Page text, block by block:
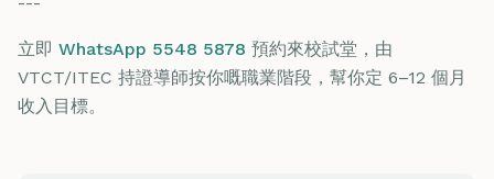
立即 WhatsApp 5548 5878 預約來校試堂，由
VTCT/ITEC 持證導師按你嘅職業階段，幫你定 6–12 個月
收入目標。